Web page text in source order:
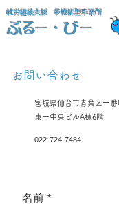
​就労継続支援 多機能型事業所
​ぶるー・びー
​お問い合わせ
宮城県仙台市青葉区一
​東一中央ビルA棟6階
​022-724-7484
名前